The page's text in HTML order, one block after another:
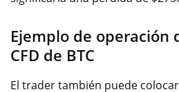
Ejemplo de operación
CFD de BTC
El trader también puede